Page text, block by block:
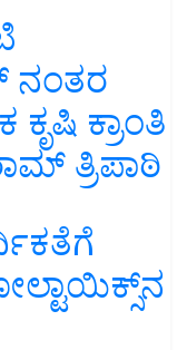
ನಂತರ
ಕ್ರಾಂತಿ
ತ್ರಿಪಾಠಿ